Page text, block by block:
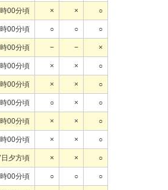
00分頃 × × ○
00分頃 ○ ○ ○
00分頃 − − ×
00分頃 × × ○
00分頃 × × ○
00分頃 ○ × ○
00分頃 × × ○
00分頃 × × ○
夕方頃 × × ○
00分頃 ○ ○ ○